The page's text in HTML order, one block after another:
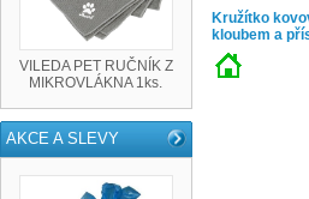
VILEDA PET RUČNÍK Z
MIKROVLÁKNA 1ks.
AKCE A SLEVY
Kružítko
kloubem a